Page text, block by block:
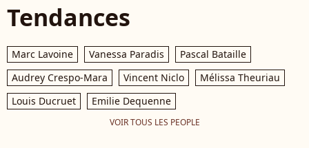
Tendances
Marc Lavoine Vanessa Paradis
Pascal Bataille
Audrey Crespo-Mara
Vincent Niclo
Mélissa Theuriau
Louis Ducruet
Emilie Dequenne
VOIR TOUS LES PEOPLE